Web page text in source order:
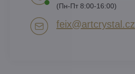
(Пн-Пт 8:00-16:00)
feix​@artcrystal​.cz